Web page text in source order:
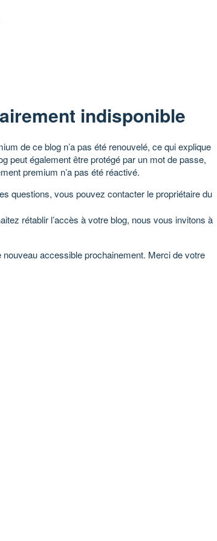
indisponible
de ce blog n’a pas été renouvelé, ce qui explique
peut également être protégé par un mot de passe,
premium n’a pas été réactivé.
questions, vous pouvez contacter le propriétaire du
rétablir l’accès à votre blog, nous vous invitons à
accessible prochainement. Merci de votre